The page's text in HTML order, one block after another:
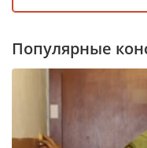
Популярные